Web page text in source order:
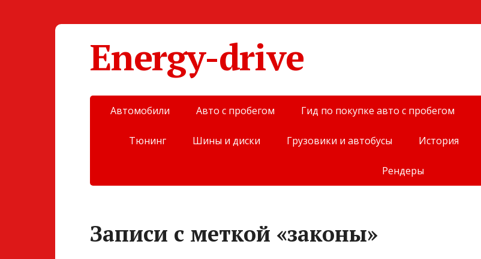
Energy-drive
Автомобили Авто с пробегом Гид по покупке авто с пробегом
Тюнинг Шины и диски Грузовики и автобусы История
Рендеры
Записи с меткой «законы»